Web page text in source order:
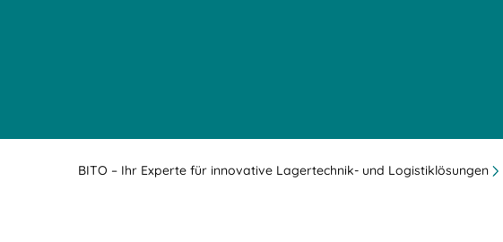
BITO – Ihr Experte für innovative Lagertechnik- und Logistiklösungen